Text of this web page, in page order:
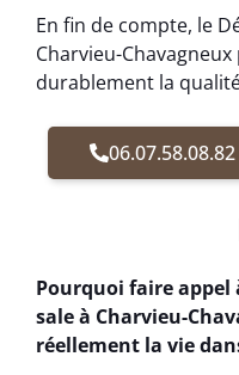
En fin de compte, le
Charvieu-
durablement la
06.07.58.08.82
Pourquoi faire
sale à Charvieu-
réellement la vie